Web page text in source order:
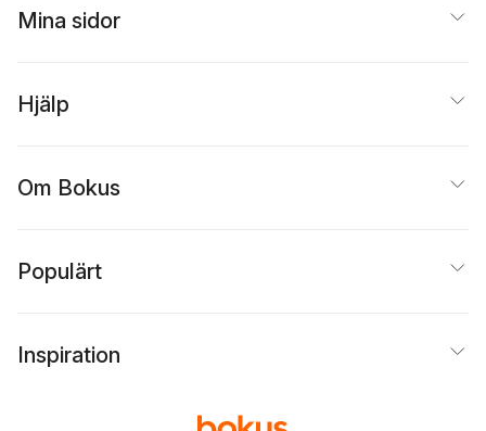
Mina sidor
Hjälp
Om Bokus
Populärt
Inspiration